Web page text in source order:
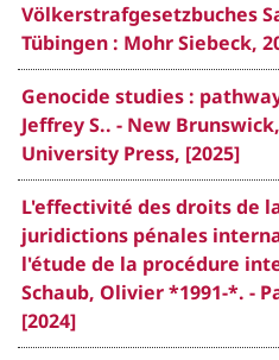
Völkerstrafgesetzbuches
Tübingen : Mohr Siebeck,
Genocide studies :
Jeffrey S.. - New
University Press, [2025]
L'effectivité des droits de
juridictions pénales
l'étude de la procédure
Schaub, Olivier *1991-*. -
[2024]